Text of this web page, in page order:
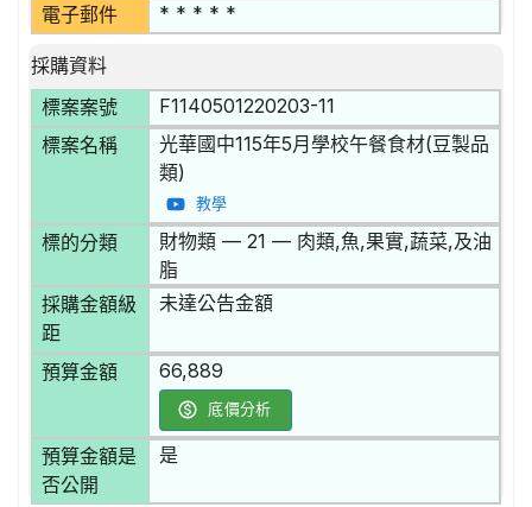
電子郵件 * * * * *
採購資料
標案案號
F1140501220203-11
標案名稱
光華國中115年5月學校午餐食材(豆製品
類)
教學
標的分類
財物類 — 21 — 肉類,魚,果實,蔬菜,及油
脂
採購金額級
距
未達公告金額
預算金額 66,889
底價分析
預算金額是
否公開
是